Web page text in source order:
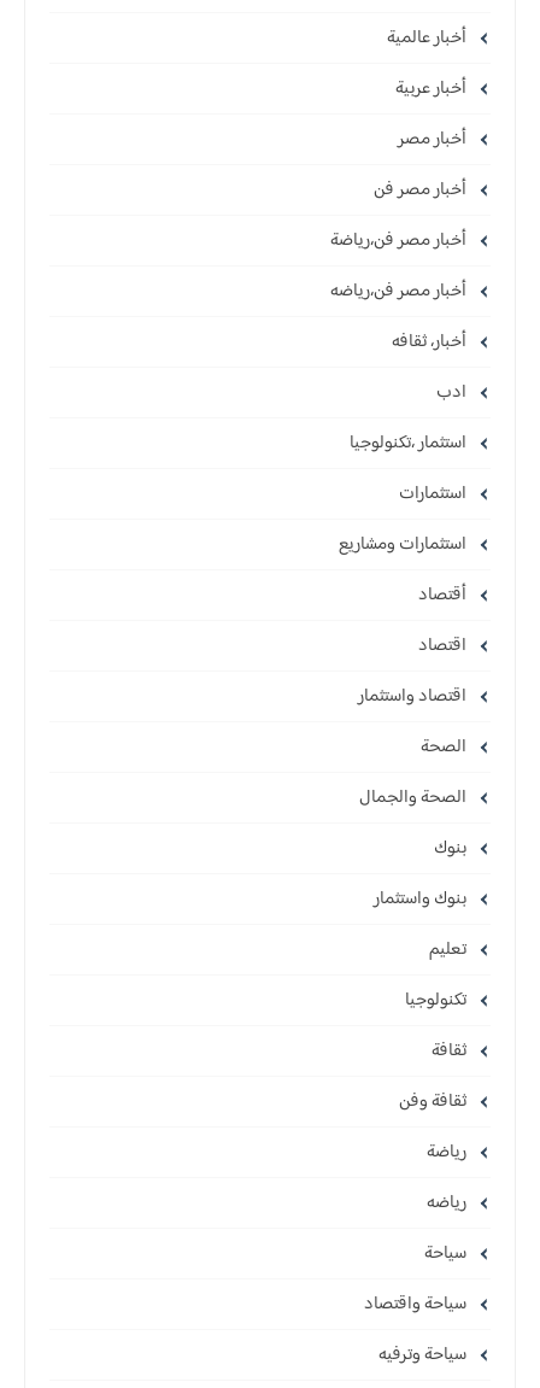
أخبار عالمية
أخبار عربية
أخبار مصر
أخبار مصر فن
أخبار مصر فن،رياضة
أخبار مصر فن،رياضه
أخبار، ثقافه
ادب
استثمار ،تكنولوجيا
استثمارات
استثمارات ومشاريع
أقتصاد
اقتصاد
اقتصاد واستثمار
الصحة
الصحة والجمال
بنوك
بنوك واستثمار
تعليم
تكنولوجيا
ثقافة
ثقافة وفن
رياضة
رياضه
سياحة
سياحة واقتصاد
سياحة وترفيه